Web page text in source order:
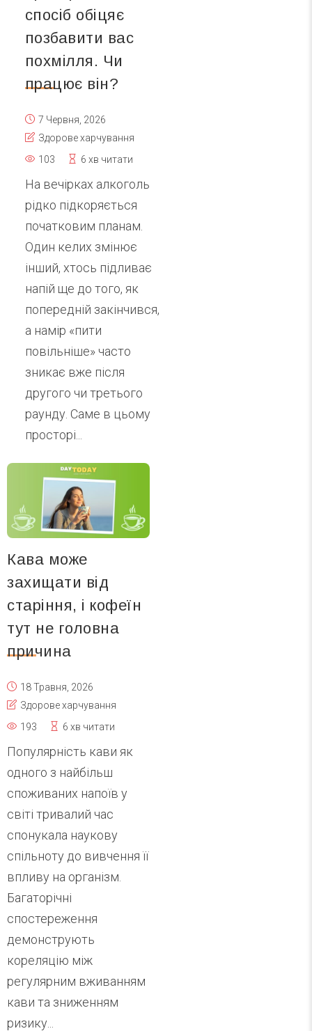
спосіб обіцяє
позбавити вас
похмілля. Чи
працює він?
7 Червня, 2026
Здорове харчування
103
6 хв читати
На вечірках алкоголь
рідко підкоряється
початковим планам.
Один келих змінює
інший, хтось підливає
напій ще до того, як
попередній закінчився,
а намір «пити
повільніше» часто
зникає вже після
другого чи третього
раунду. Саме в цьому
просторі...
Кава може
захищати від
старіння, і кофеїн
тут не головна
причина
18 Травня, 2026
Здорове харчування
193
6 хв читати
Популярність кави як
одного з найбільш
споживаних напоїв у
світі тривалий час
спонукала наукову
спільноту до вивчення її
впливу на організм.
Багаторічні
спостереження
демонструють
кореляцію між
регулярним вживанням
кави та зниженням
ризику...